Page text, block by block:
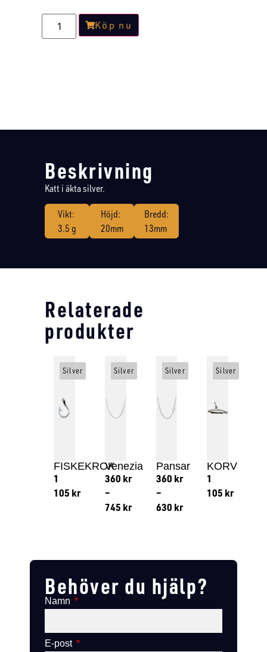
Köp nu
Beskrivning
Katt i äkta silver.
Vikt:
3.5 g
Höjd:
20mm
Bredd:
13mm
Relaterade
produkter
FISKEKROK
1
105 kr
Silver
Venezia
360 kr
–
745 kr
Silver
Pansar
360 kr
–
630 kr
Silver
KORV
1
105 kr
Silver
Behöver du hjälp?
Namn
E-post